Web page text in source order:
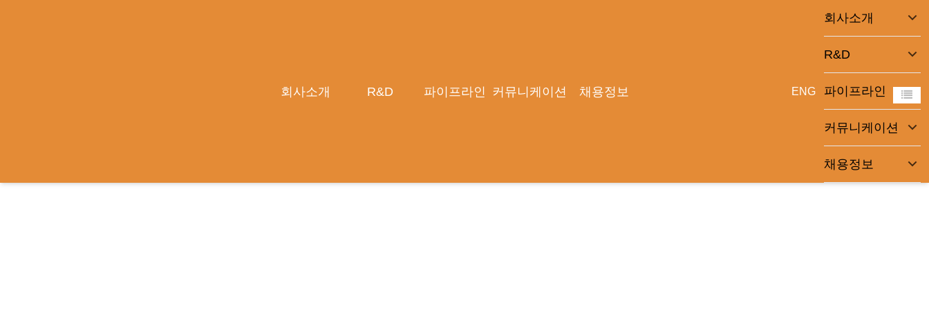
회사소개 R&D 파이프라인 커뮤니케이션 채용정보 ENG
회사소개
R&D
파이프라인
커뮤니케이션
채용정보